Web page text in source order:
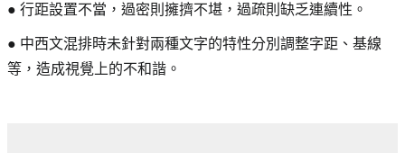
● 行距設置不當，過密則擁擠不堪，過疏則缺乏連續性。
● 中西文混排時未針對兩種文字的特性分別調整字距、基線
等，造成視覺上的不和諧。